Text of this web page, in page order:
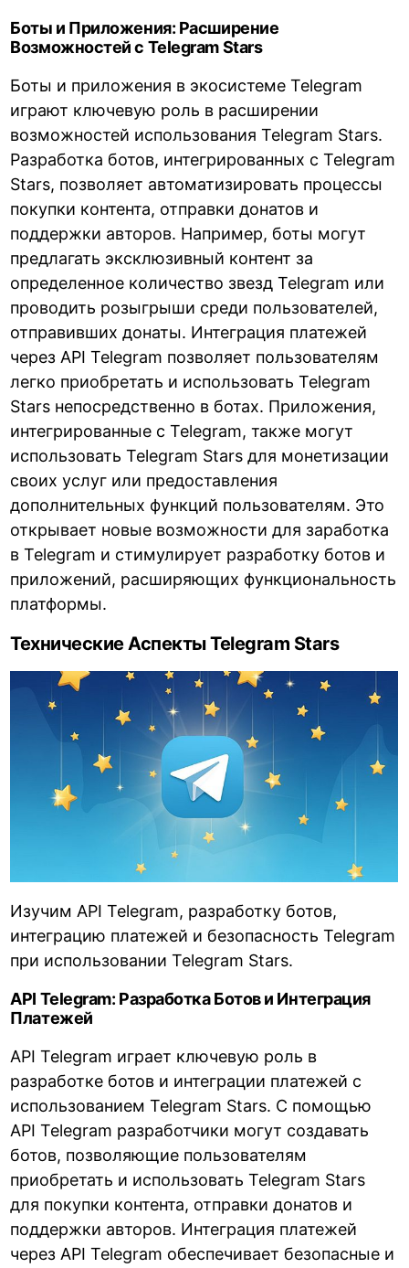
Боты и Приложения: Расширение
Возможностей с Telegram Stars
Боты и приложения в экосистеме Telegram
играют ключевую роль в расширении
возможностей использования Telegram Stars.
Разработка ботов, интегрированных с Telegram
Stars, позволяет автоматизировать процессы
покупки контента, отправки донатов и
поддержки авторов. Например, боты могут
предлагать эксклюзивный контент за
определенное количество звезд Telegram или
проводить розыгрыши среди пользователей,
отправивших донаты. Интеграция платежей
через API Telegram позволяет пользователям
легко приобретать и использовать Telegram
Stars непосредственно в ботах. Приложения,
интегрированные с Telegram, также могут
использовать Telegram Stars для монетизации
своих услуг или предоставления
дополнительных функций пользователям. Это
открывает новые возможности для заработка
в Telegram и стимулирует разработку ботов и
приложений, расширяющих функциональность
платформы.
Технические Аспекты Telegram Stars
Изучим API Telegram, разработку ботов,
интеграцию платежей и безопасность Telegram
при использовании Telegram Stars.
API Telegram: Разработка Ботов и Интеграция
Платежей
API Telegram играет ключевую роль в
разработке ботов и интеграции платежей с
использованием Telegram Stars. С помощью
API Telegram разработчики могут создавать
ботов, позволяющие пользователям
приобретать и использовать Telegram Stars
для покупки контента, отправки донатов и
поддержки авторов. Интеграция платежей
через API Telegram обеспечивает безопасные и